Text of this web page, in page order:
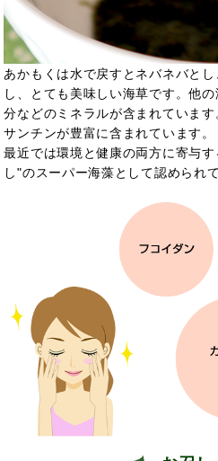
あかもくは水で戻すとネバネバと
し、とても美味しい海草です。他
分などのミネラルが含まれていま
サンチンが豊富に含まれています。
最近では環境と健康の両方に寄与
し"のスーパー海藻として認められ